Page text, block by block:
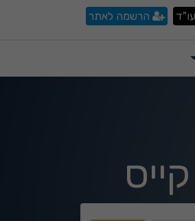
הרשמה לאתר